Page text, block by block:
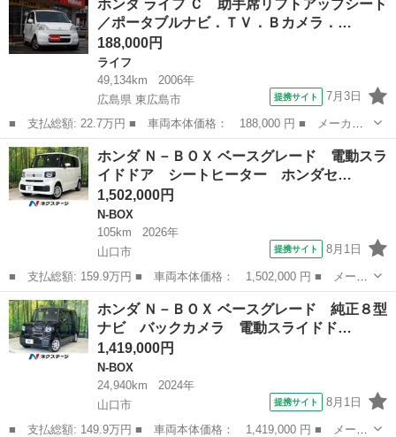
グレード 届出済未使用車 ホンダセンシング アダプティブクルー
ズ 電動...
ホンダ ライフ Ｃ 助手席リフトアップシート
／ポータブルナビ．ＴＶ．Ｂカメラ．…
188,000円
ライフ
49,134km
2006年
広島県 東広島市
提携サイト 7月3日
■ 支払総額: 22.7万円 ■ 車両本体価格： 188,000 円 ■ メーカー
名： ホンダ ■ 車種名： ライフ ■ グレード名： Ｃ 助手席リ
フトアップシート／ポータブルナビ．ＴＶ．Ｂカメラ．純正ＣＤチュ
ーナー．ドラ...
広島 東広島市 ライフ
ホンダ Ｎ－ＢＯＸ ベースグレード 電動スラ
イドドア シートヒーター ホンダセ…
1,502,000円
N-BOX
105km
2026年
山口市
提携サイト 8月1日
■ 支払総額: 159.9万円 ■ 車両本体価格： 1,502,000 円 ■ メーカ
ー名： ホンダ ■ 車種名： Ｎ－ＢＯＸ ■ グレード名： ベース
グレード 電動スライドドア シートヒーター ホンダセンシング
アダプテ...
山口 山口市 N-BOX
ホンダ Ｎ－ＢＯＸ ベースグレード 純正８型
ナビ バックカメラ 電動スライドド…
1,419,000円
N-BOX
24,940km
2024年
山口市
提携サイト 8月1日
■ 支払総額: 149.9万円 ■ 車両本体価格： 1,419,000 円 ■ メーカ